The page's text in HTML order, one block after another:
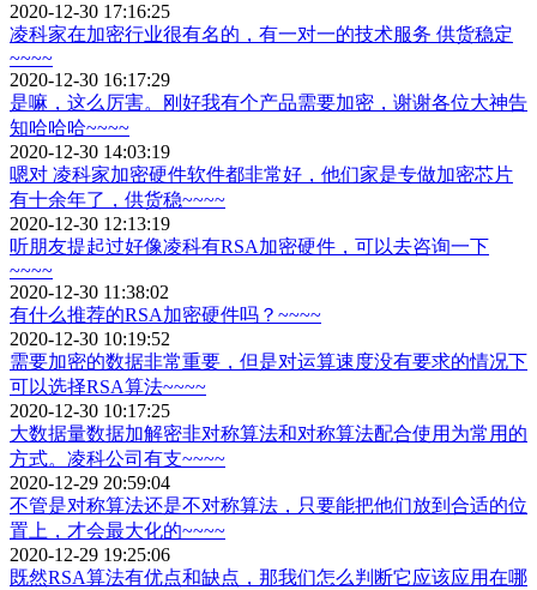
2020-12-30 17:16:25
凌科家在加密行业很有名的，有一对一的技术服务 供货稳定
~~~~
2020-12-30 16:17:29
是嘛，这么厉害。刚好我有个产品需要加密，谢谢各位大神告
知哈哈哈~~~~
2020-12-30 14:03:19
嗯对 凌科家加密硬件软件都非常好，他们家是专做加密芯片
有十余年了，供货稳~~~~
2020-12-30 12:13:19
听朋友提起过好像凌科有RSA加密硬件，可以去咨询一下
~~~~
2020-12-30 11:38:02
有什么推荐的RSA加密硬件吗？~~~~
2020-12-30 10:19:52
需要加密的数据非常重要，但是对运算速度没有要求的情况下
可以选择RSA算法~~~~
2020-12-30 10:17:25
大数据量数据加解密非对称算法和对称算法配合使用为常用的
方式。凌科公司有支~~~~
2020-12-29 20:59:04
不管是对称算法还是不对称算法，只要能把他们放到合适的位
置上，才会最大化的~~~~
2020-12-29 19:25:06
既然RSA算法有优点和缺点，那我们怎么判断它应该应用在哪